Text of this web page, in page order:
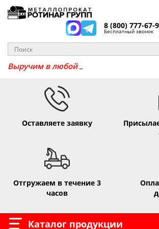
8 (800) 777-67-
Бесплатный звонок
Выручим _
Оставляете заявку
Отгружаем в течение 3
часов
Каталог продукции